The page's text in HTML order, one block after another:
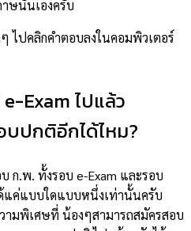
ษนั่นเองครับ
ไปคลิกคำตอบลงในคอมพิวเตอร์
Exam ไปแล้ว
ปกติอีกได้ไหม?
ก.พ. ทั้งรอบ e-Exam และรอบ
แค่แบบใดแบบหนึ่งเท่านั้นครับ
มพิเศษที่ น้องๆสามารถสมัครสอบ